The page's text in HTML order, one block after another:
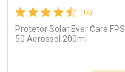
(14)
Protetor Solar Ever Care FPS
50 Aerossol 200ml